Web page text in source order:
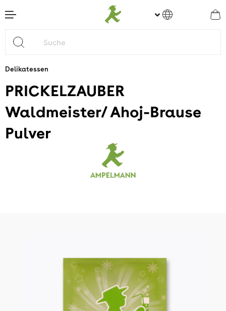
springen
Delikatessen
PRICKELZAUBER
Waldmeister/ Ahoj-Brause
Pulver